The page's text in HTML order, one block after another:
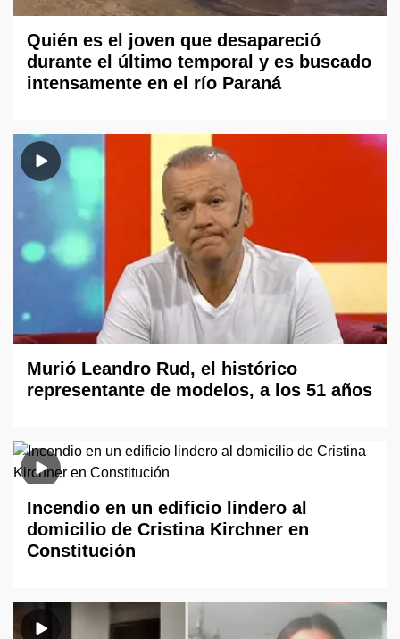
Quién es el joven que desapareció
durante el último temporal y es buscado
intensamente en el río Paraná
Murió Leandro Rud, el histórico
representante de modelos, a los 51 años
Incendio en un edificio lindero al
domicilio de Cristina Kirchner en
Constitución